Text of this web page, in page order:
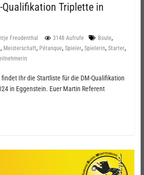
Triplette in
Freudenthal 3148 Aufrufe Boule,
, Meisterschaft, Pétanque, Spieler, Spielerin, Starter,
Ihr die Startliste für die DM-Qualifikation
in Eggenstein. Euer Martin Referent